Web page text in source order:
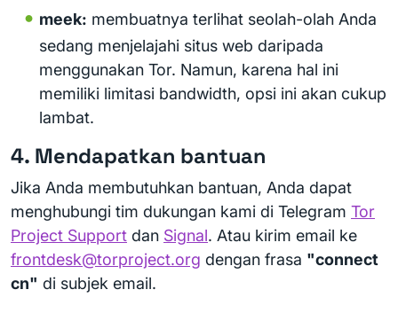
meek: membuatnya terlihat seolah-olah Anda
sedang menjelajahi situs web daripada
menggunakan Tor. Namun, karena hal ini
memiliki limitasi bandwidth, opsi ini akan cukup
lambat.
4. Mendapatkan bantuan
Jika Anda membutuhkan bantuan, Anda dapat
menghubungi tim dukungan kami di Telegram Tor
Project Support dan Signal. Atau kirim email ke
frontdesk@torproject.org dengan frasa "connect
cn" di subjek email.